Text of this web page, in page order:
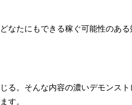
なたにもできる稼ぐ可能性のあ
る。そんな内容の濃いデモンス
す。